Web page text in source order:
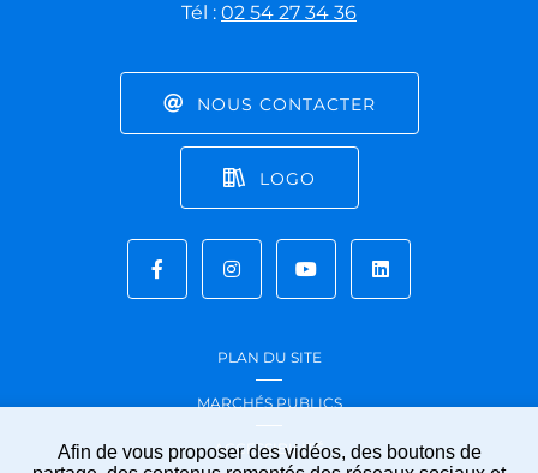
Afin de vous proposer des vidéos, des boutons de
Tél : 02 54 27 34 36
NOUS CONTACTER
LOGO
PLAN DU SITE
MARCHÉS PUBLICS
ACCESSIBILITÉ